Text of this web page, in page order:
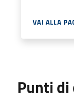
VAI ALLA
Punti